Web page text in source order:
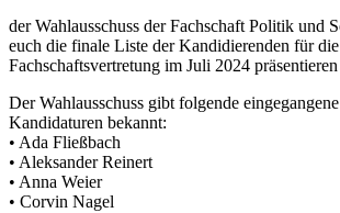
der Wahlausschuss der Fachschaft Politik und
euch die finale Liste der Kandidierenden für
Fachschaftsvertretung im Juli 2024
Der Wahlausschuss gibt folgende
Kandidaturen bekannt:
• Ada Fließbach
• Aleksander Reinert
• Anna Weier
• Corvin Nagel